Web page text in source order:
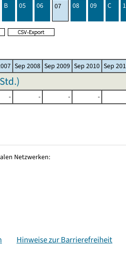
B 05 06 07 08 09 C
Sep 2008 Sep 2009 Sep 2010 Sep
- - - -
Netzwerken:
Hinweise zur Barrierefreiheit